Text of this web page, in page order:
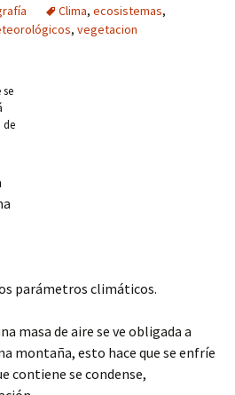
Clima, ecosistemas,
, vegetacion
de
parámetros climáticos.
masa de aire se ve obligada a
montaña, esto hace que se enfríe
contiene se condense,